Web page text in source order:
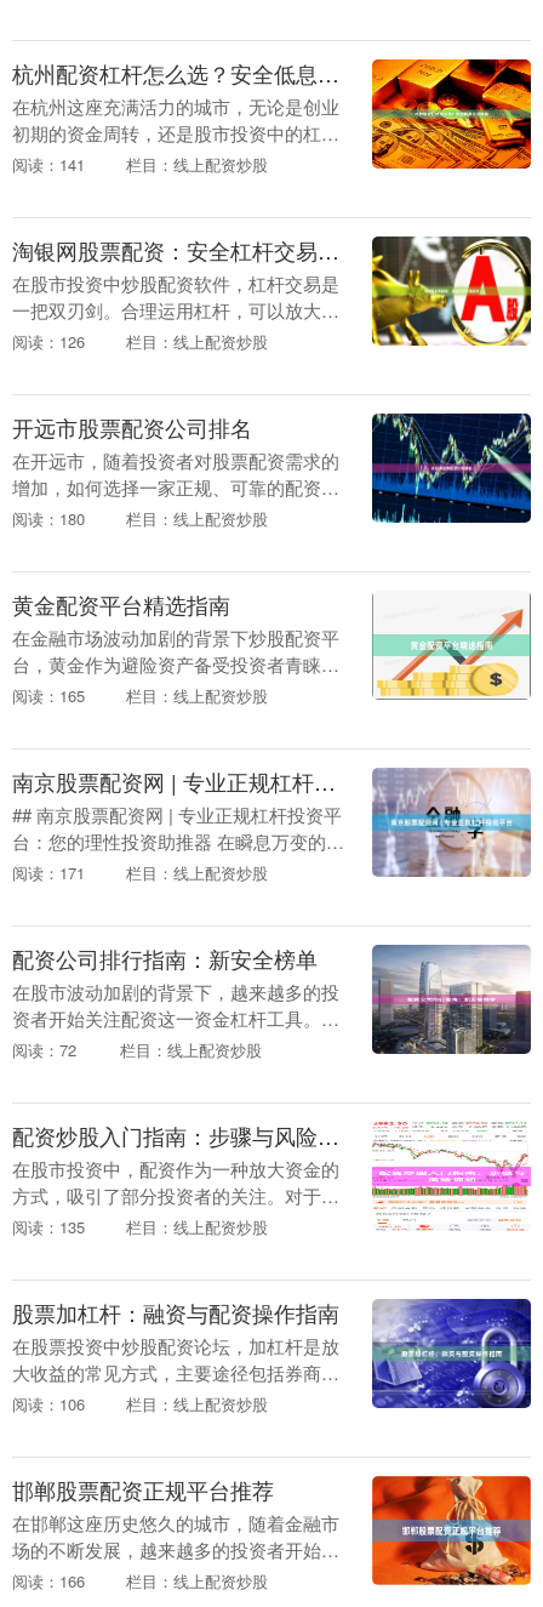
助投资者更好地理....
杭州配资杠杆怎么选？安全低息平台推荐
在杭州这座充满活力的城市，无论是创业
初期的资金周转，还是股市投资中的杠杆
操作，配资杠杆都成为不少投资者关注的
如何选择一家安全....
阅读：141 栏目：线上配资炒股
淘银网股票配资：安全杠杆交易指南
在股市投资中炒股配资软件，杠杆交易是
一把双刃剑。合理运用杠杆，可以放大收
益；但若操作不当，也可能带来较大风
力于为投资者提供安....
阅读：126 栏目：线上配资炒股
开远市股票配资公司排名
在开远市，随着投资者对股票配资需求的
增加，如何选择一家正规、可靠的配资公
司成为关键问题。本文基于市场调研和用
名，帮助投资者规避....
阅读：180 栏目：线上配资炒股
黄金配资平台精选指南
在金融市场波动加剧的背景下炒股配资平
台，黄金作为避险资产备受投资者青睐。
然而，自有资金有限时，配资成为放大收
并解析选择要点，....
阅读：165 栏目：线上配资炒股
南京股票配资网 | 专业正规杠杆投资平台
## 南京股票配资网 | 专业正规杠杆投资平
台：您的理性投资助推器 在瞬息万变的股
市中，机会往往稍纵即逝。当您洞察到绝
时，一个....
阅读：171 栏目：线上配资炒股
配资公司排行指南：新安全榜单
在股市波动加剧的背景下，越来越多的投
资者开始关注配资这一资金杠杆工具。然
而，配资市场良莠不齐炒股配资平台，如
资者面临的首要难....
阅读：72 栏目：线上配资炒股
配资炒股入门指南：步骤与风险须知
在股市投资中，配资作为一种放大资金的
方式，吸引了部分投资者的关注。对于刚
接触配资的投资者来说炒股配资软件，了
将为您提供一份简....
阅读：135 栏目：线上配资炒股
股票加杠杆：融资与配资操作指南
在股票投资中炒股配资论坛，加杠杆是放
大收益的常见方式，主要途径包括券商融
资和民间配资。本文为您梳理这两种操作
商融资：正规....
阅读：106 栏目：线上配资炒股
邯郸股票配资正规平台推荐
在邯郸这座历史悠久的城市，随着金融市
场的不断发展，越来越多的投资者开始关
注股票配资这一杠杆工具。然而，面对市
阅读：166 栏目：线上配资炒股